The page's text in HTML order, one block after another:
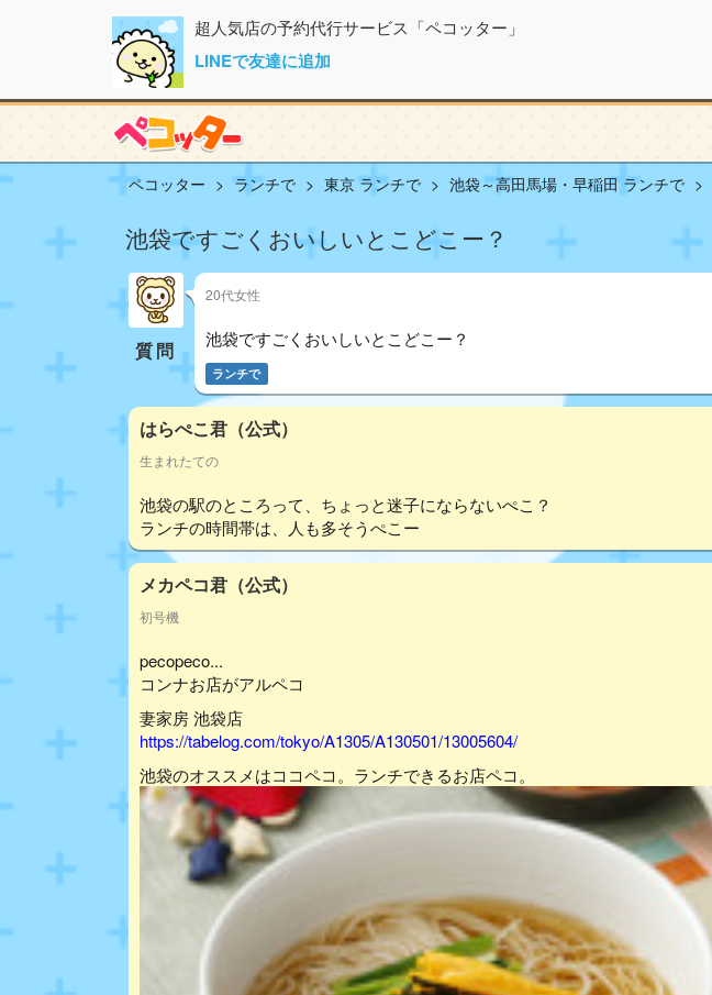
超人気店の予約代行サービス「ペコッター」
LINEで友達に追加
ペコッター ランチで 東京 ランチで 池袋～高田馬場・早稲田 ランチで
池袋ですごくおいしいとこどこー？
質問
20代女性
池袋ですごくおいしいとこどこー？
ランチで
はらぺこ君（公式）
生まれたての
池袋の駅のところって、ちょっと迷子にならないぺこ？
ランチの時間帯は、人も多そうぺこー
メカペコ君（公式）
初号機
pecopeco...
コンナお店がアルペコ
妻家房 池袋店
https://tabelog.com/tokyo/A1305/A130501/13005604/
池袋のオススメはココペコ。ランチできるお店ペコ。